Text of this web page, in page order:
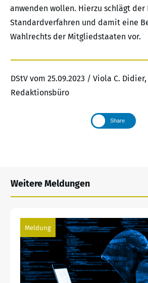
anwenden wollen. Hierzu schlägt der
Standardverfahren und damit eine
Wahlrechts der Mitgliedstaaten vor.
DStV vom 25.09.2023 / Viola C. Didier,
Redaktionsbüro
Share
Weitere Meldungen
Meldung